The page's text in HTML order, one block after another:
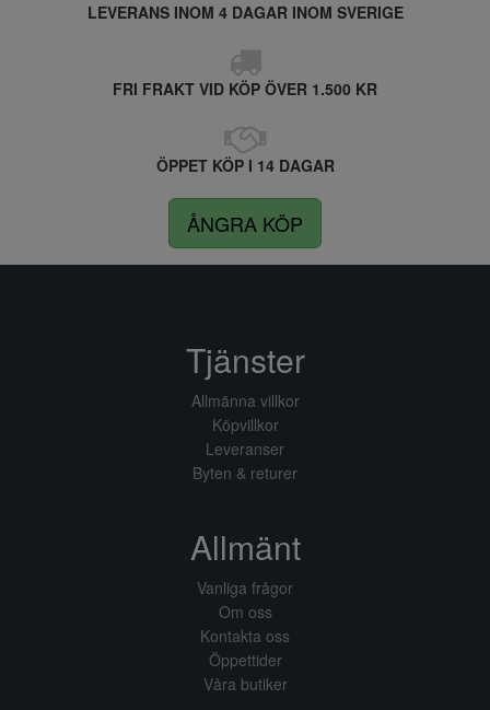
LEVERANS INOM 4 DAGAR INOM SVERIGE
FRI FRAKT VID KÖP ÖVER 1.500 KR
ÖPPET KÖP I 14 DAGAR
ÅNGRA KÖP
Tjänster
Allmänna villkor
Köpvillkor
Leveranser
Byten & returer
Allmänt
Vanliga frågor
Om oss
Kontakta oss
Öppettider
Våra butiker